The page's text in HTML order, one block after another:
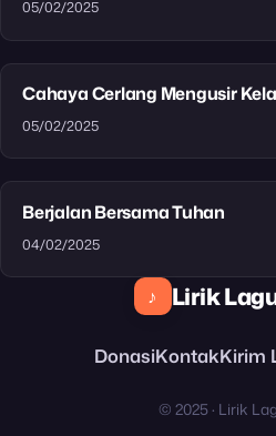
05/02/2025
Cahaya Cerlang Mengusir
05/02/2025
Berjalan Bersama Tuhan
04/02/2025
♪ Lirik
DonasiKontakKirim
© 2025 · Lirik